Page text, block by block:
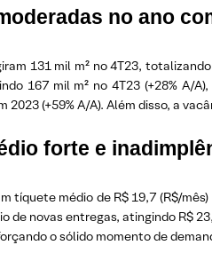
no ano
131 mil m² no 4T23,
167 mil m² no 4T23 (+28% A/
2023 (+59% A/A). Além disso, a
forte e
tíquete médio de R$ 19,7 (R$/
de novas entregas, atingindo R$
o sólido momento de